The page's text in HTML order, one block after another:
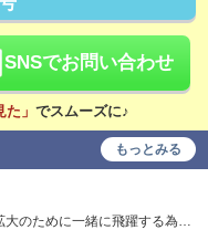
日払い可
昇給あり
SNSでお問い合わせ
」 でスムーズに♪
もっとみる
只今LALAでは事業拡大のために一緒に飛躍する為の内勤スタッフを 募集しております。 まだまだお店としては他店に比べましたら歴史は浅いですが その分昔ながらの年功序列等は無くやることをしっかりして 成果を出せば早い段階での出世が出来るチャンスがあるお店だと 思います。 また近年この業界でも長時間勤務やお休みが取れないと問題視されて おりますがLALAではその辺りも考慮しております。 ●勤務時間は8時間勤務から12時間で選ぶことが出来ます。 ●お休みに関しましては今のスタッフの中でも週休二日制の スタッフもいますのでご家族やプライベートの時間がございます。 ●残業に関しましても残業代が支給されますので働いた分は しっかりとお給料に反映されますしなるべく残業の無い様に 他のスタッフと連携を取りゼロ残業を目指しております。 ●有給制度に関しましてもございますので連休のお休みを取ることも 可能です ●駐車場も完備しておりますのでお車での通勤も可能です。 ●ワンルームタイプの寮もご用意しておりますので ご安心ください。 お仕事の内容は ●お客様からのお電話のオペレーター業務 ●当店が契約しておりますサイトの更新業務 ※簡単なパソコンでのお仕事になりますのでパソコンスキルが 無くでもできます。 ●キャストさんが気持ちよくお仕事が出来るように備品の準備 ●慣れてきたらキャストさんのスケジュール調整 ●ドライバーさんの配車の指示 ●たまに寮の清掃やドライバーとしての業務もございます。 お話が好きな人はお客様とのオペレーター業務や 余り話すのが得意では無く写真のレタッチなどの技術がある人は パネル写真の修整や広告作りなどの作成もありますので ご自身が活躍できる場所はございます。 経験者でも大丈夫ですし未経験の方でも大丈夫です ご自身チカラを試せる場所にしてみませんか？